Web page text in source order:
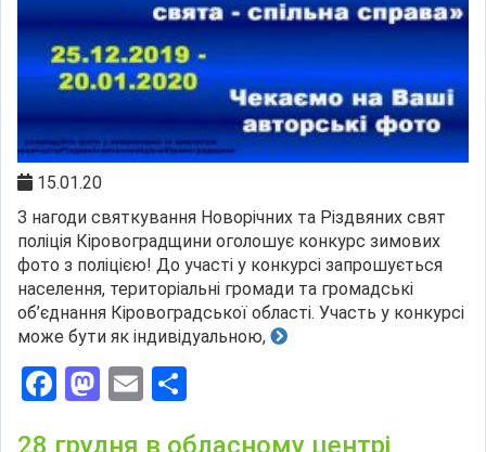
15.01.20
З нагоди святкування Новорічних та Різдвяних свят
поліція Кіровоградщини оголошує конкурс зимових
фото з поліцією! До участі у конкурсі запрошується
населення, територіальні громади та громадські
об’єднання Кіровоградської області. Участь у конкурсі
може бути як індивідуальною,
Facebook
Mastodon
Email
28 грудня в обласному центрі